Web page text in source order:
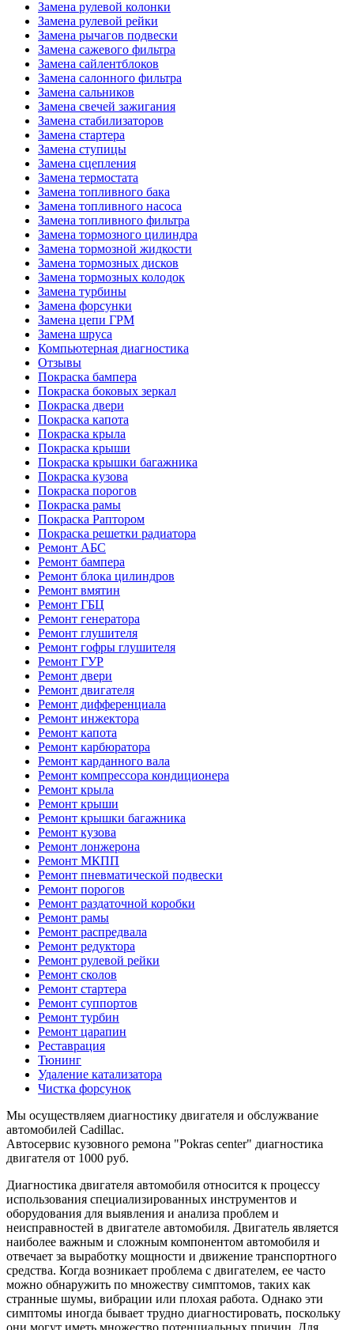
Замена рулевой колонки
Замена рулевой рейки
Замена рычагов подвески
Замена сажевого фильтра
Замена сайлентблоков
Замена салонного фильтра
Замена сальников
Замена свечей зажигания
Замена стабилизаторов
Замена стартера
Замена ступицы
Замена сцепления
Замена термостата
Замена топливного бака
Замена топливного насоса
Замена топливного фильтра
Замена тормозного цилиндра
Замена тормозной жидкости
Замена тормозных дисков
Замена тормозных колодок
Замена турбины
Замена форсунки
Замена цепи ГРМ
Замена шруса
Компьютерная диагностика
Отзывы
Покраска бампера
Покраска боковых зеркал
Покраска двери
Покраска капота
Покраска крыла
Покраска крыши
Покраска крышки багажника
Покраска кузова
Покраска порогов
Покраска рамы
Покраска Раптором
Покраска решетки радиатора
Ремонт АБС
Ремонт бампера
Ремонт блока цилиндров
Ремонт вмятин
Ремонт ГБЦ
Ремонт генератора
Ремонт глушителя
Ремонт гофры глушителя
Ремонт ГУР
Ремонт двери
Ремонт двигателя
Ремонт дифференциала
Ремонт инжектора
Ремонт капота
Ремонт карбюратора
Ремонт карданного вала
Ремонт компрессора кондиционера
Ремонт крыла
Ремонт крыши
Ремонт крышки багажника
Ремонт кузова
Ремонт лонжерона
Ремонт МКПП
Ремонт пневматической подвески
Ремонт порогов
Ремонт раздаточной коробки
Ремонт рамы
Ремонт распредвала
Ремонт редуктора
Ремонт рулевой рейки
Ремонт сколов
Ремонт стартера
Ремонт суппортов
Ремонт турбин
Ремонт царапин
Реставрация
Тюнинг
Удаление катализатора
Чистка форсунок
Мы осуществляем диагностику двигателя и обслужвание
автомобилей Cadillac.
Автосервис кузовного ремона "Pokras center" диагностика
двигателя от 1000 руб.
Диагностика двигателя автомобиля относится к процессу
использования специализированных инструментов и
оборудования для выявления и анализа проблем и
неисправностей в двигателе автомобиля. Двигатель является
наиболее важным и сложным компонентом автомобиля и
отвечает за выработку мощности и движение транспортного
средства. Когда возникает проблема с двигателем, ее часто
можно обнаружить по множеству симптомов, таких как
странные шумы, вибрации или плохая работа. Однако эти
симптомы иногда бывает трудно диагностировать, поскольку